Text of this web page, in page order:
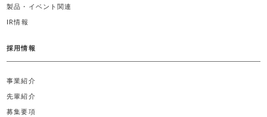
製品・イベント関連
IR情報
採用情報
事業紹介
先輩紹介
募集要項